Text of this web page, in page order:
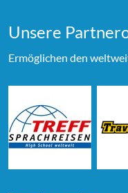
Unsere
Ermöglichen den